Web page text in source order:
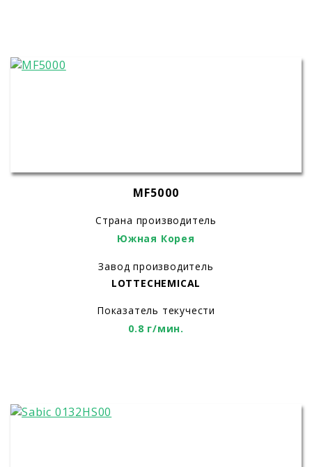
MF5000
Страна производитель
Южная Корея
Завод производитель
LOTTECHEMICAL
Показатель текучести
0.8 г/мин.